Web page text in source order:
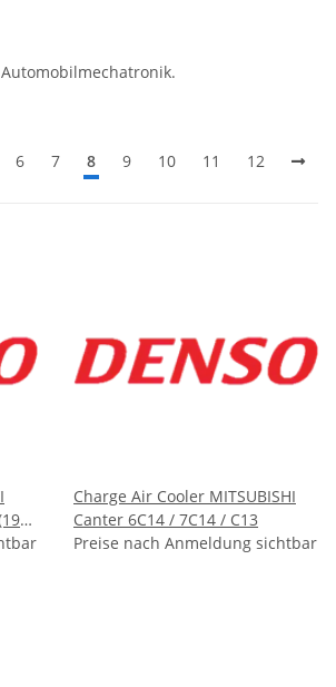
6 7 8 9 10 11 12
Charge Air Cooler MITSUBISHI
Canter 6C14 / 7C14 / C13
Preise nach Anmeldung sichtbar